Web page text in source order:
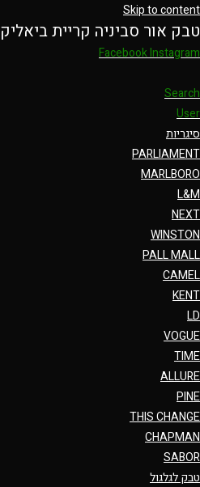
Skip to content
טבק אור סביניה קריית ביאליק
FacebookInstagram
Search
User
סיגריות
PARLIAMENT
MARLBORO
L&M
NEXT
WINSTON
PALL MALL
CAMEL
KENT
LD
VOGUE
TIME
ALLURE
PINE
THIS CHANGE
CHAPMAN
SABOR
טבק לגלגול